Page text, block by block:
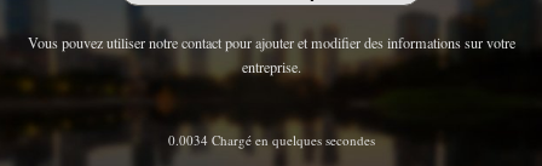
Vous pouvez utiliser notre contact pour ajouter et modifier des informations sur votre
entreprise.
0.0034 Chargé en quelques secondes